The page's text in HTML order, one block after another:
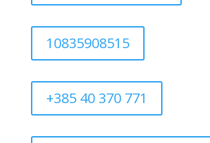
10835908515
+385 40 370 771